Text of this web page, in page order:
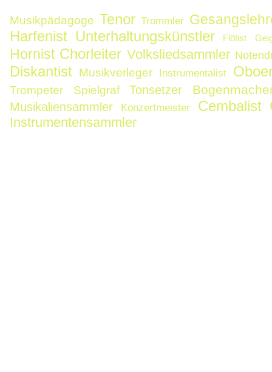
Musikpädagoge Tenor Trommler
Harfenist Unterhaltungskünstler Flötist
Hornist Chorleiter Volksliedsammler
Diskantist Musikverleger Instrumentalist
Trompeter Spielgraf Tonsetzer
Musikaliensammler Konzertmeister Cembalist
Instrumentensammler